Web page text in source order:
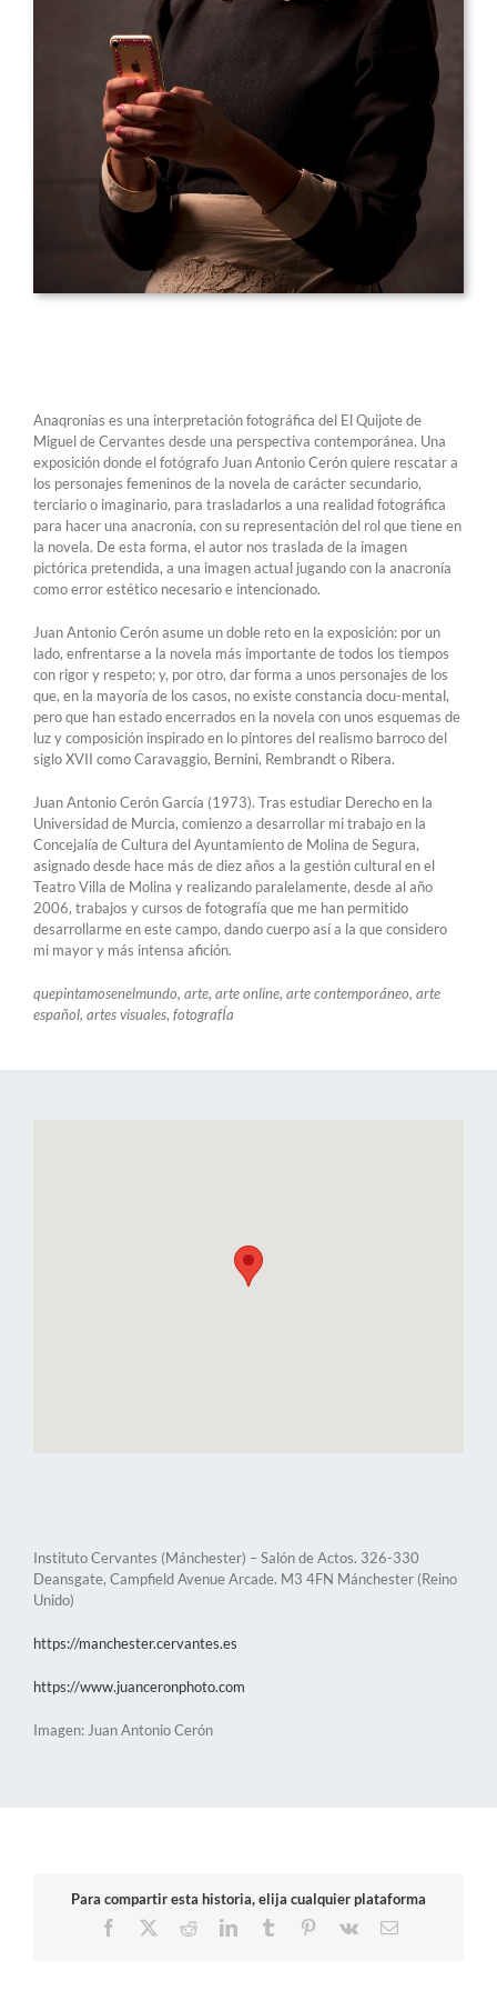
Anaqronías es una interpretación fotográfica del El Quijote de
Miguel de Cervantes desde una perspectiva contemporánea. Una
exposición donde el fotógrafo Juan Antonio Cerón quiere rescatar a
los personajes femeninos de la novela de carácter secundario,
terciario o imaginario, para trasladarlos a una realidad fotográfica
para hacer una anacronía, con su representación del rol que tiene en
la novela. De esta forma, el autor nos traslada de la imagen
pictórica pretendida, a una imagen actual jugando con la anacronía
como error estético necesario e intencionado.
Juan Antonio Cerón asume un doble reto en la exposición: por un
lado, enfrentarse a la novela más importante de todos los tiempos
con rigor y respeto; y, por otro, dar forma a unos personajes de los
que, en la mayoría de los casos, no existe constancia docu-mental,
pero que han estado encerrados en la novela con unos esquemas de
luz y composición inspirado en lo pintores del realismo barroco del
siglo XVII como Caravaggio, Bernini, Rembrandt o Ribera.
Juan Antonio Cerón García (1973). Tras estudiar Derecho en la
Universidad de Murcia, comienzo a desarrollar mi trabajo en la
Concejalía de Cultura del Ayuntamiento de Molina de Segura,
asignado desde hace más de diez años a la gestión cultural en el
Teatro Villa de Molina y realizando paralelamente, desde al año
2006, trabajos y cursos de fotografía que me han permitido
desarrollarme en este campo, dando cuerpo así a la que considero
mi mayor y más intensa afición.
quepintamosenelmundo, arte, arte online, arte contemporáneo, arte
español, artes visuales, fotografÍa
Instituto Cervantes (Mánchester) – Salón de Actos. 326-330
Deansgate, Campfield Avenue Arcade. M3 4FN Mánchester (Reino
Unido)
https://manchester.cervantes.es
https://www.juanceronphoto.com
Imagen: Juan Antonio Cerón
Para compartir esta historia, elija cualquier plataforma
Facebook
RedditLinkedInTumblr Pinterest
Vk
Correo